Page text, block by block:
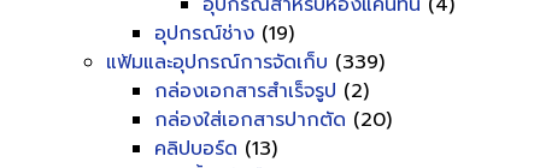
อุปกรณ์ช่าง (19)
แฟ้มและอุปกรณ์การจัดเก็บ (339)
กล่องเอกสารสำเร็จรูป (2)
กล่องใส่เอกสารปากตัด (20)
คลิปบอร์ด (13)